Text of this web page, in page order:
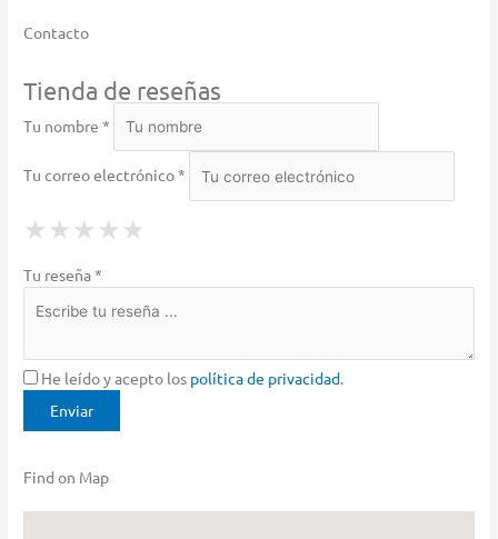
Contacto
Tienda de reseñas
Tu nombre *
Tu correo electrónico *
★ 1 Star
★ ★ 2 Stars
★ ★ ★ 3 Stars
★ ★ ★ ★ 4 Stars
★ ★ ★ ★ ★
Tu reseña *
He leído y acepto los política de privacidad.
Find on Map